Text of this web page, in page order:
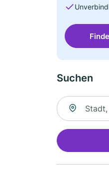
Suchen
Suche nach Ort